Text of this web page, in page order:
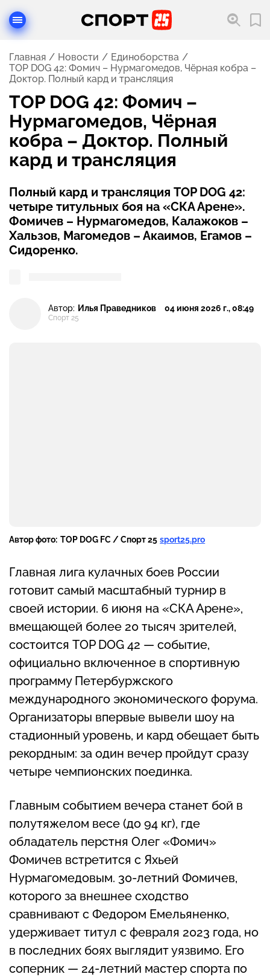
Главная Новости
Единоборства
TOP DOG 42: Фомич – Нурмагомедов, Чёрная кобра –
Доктор. Полный кард и трансляция
TOP DOG 42: Фомич –
Нурмагомедов, Чёрная
кобра – Доктор. Полный
кард и трансляция
Полный кард и трансляция TOP DOG 42:
четыре титульных боя на «СКА Арене».
Фомичев – Нурмагомедов, Калажоков –
Хальзов, Магомедов – Акаимов, Егамов –
Сидоренко.
Автор: Илья Праведников
Спорт 25
04 июня 2026 г., 08:49
Автор фото: TOP DOG FC / Спорт 25 sport25.pro
Главная лига кулачных боев России
готовит самый масштабный турнир в
своей истории. 6 июня на «СКА Арене»,
вмещающей более 20 тысяч зрителей,
состоится TOP DOG 42 — событие,
официально включенное в спортивную
программу Петербуржского
международного экономического форума.
Организаторы впервые вывели шоу на
стадионный уровень, и кард обещает быть
рекордным: за один вечер пройдут сразу
четыре чемпионских поединка.
Главным событием вечера станет бой в
полутяжелом весе (до 94 кг), где
обладатель перстня Олег «Фомич»
Фомичев встретится с Яхьей
Нурмагомедовым. 30-летний Фомичев,
которого за внешнее сходство
сравнивают с Федором Емельяненко,
удерживает титул с февраля 2023 года, но
в последних боях выглядит уязвимо. Его
соперник — 24-летний мастер спорта по